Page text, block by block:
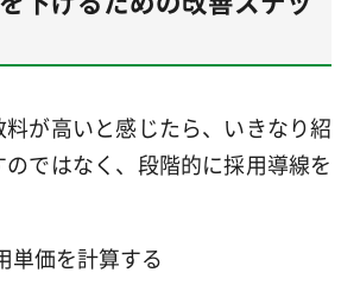
料が高いと感じたら、いきなり紹
ではなく、段階的に採用導線を
単価を計算する